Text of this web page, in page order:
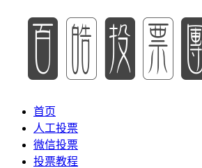
首页
人工投票
微信投票
投票教程